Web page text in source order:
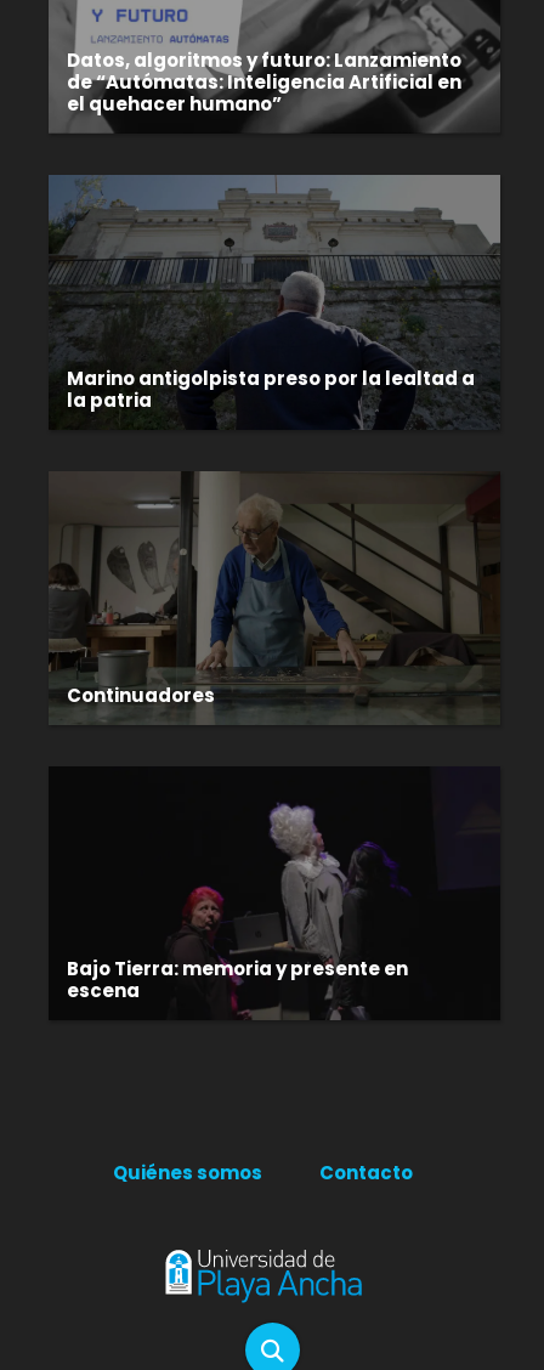
Datos, algoritmos y futuro: Lanzamiento
de “Autómatas: Inteligencia Artificial en
el quehacer humano”
Marino antigolpista preso por la lealtad a
la patria
Continuadores
Bajo Tierra: memoria y presente en
escena
Quiénes somos Contacto